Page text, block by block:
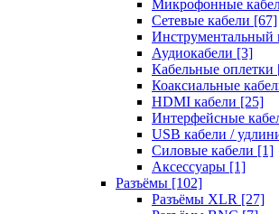
Микрофонные
Сетевые кабели [67]
Инструментальный
Аудиокабели [3]
Кабельные оплетки
Коаксиальные
HDMI кабели [25]
Интерфейсные
USB кабели /
Силовые кабели [1]
Аксессуары [1]
Разъёмы [102]
Разъёмы XLR [27]